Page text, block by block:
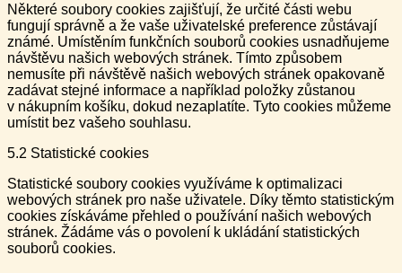
Některé soubory cookies zajišťují, že určité části webu
fungují správně a že vaše uživatelské preference zůstávají
známé. Umístěním funkčních souborů cookies usnadňujeme
návštěvu našich webových stránek. Tímto způsobem
nemusíte při návštěvě našich webových stránek opakovaně
zadávat stejné informace a například položky zůstanou
v nákupním košíku, dokud nezaplatíte. Tyto cookies můžeme
umístit bez vašeho souhlasu.
5.2 Statistické cookies
Statistické soubory cookies využíváme k optimalizaci
webových stránek pro naše uživatele. Díky těmto statistickým
cookies získáváme přehled o používání našich webových
stránek. Žádáme vás o povolení k ukládání statistických
souborů cookies.